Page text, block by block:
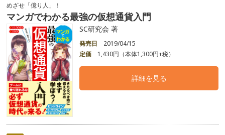
めざせ「億り人」！
マンガでわかる最強の仮想通貨入門
SC研究会 著
発売日
2019/04/15
定価
1,430円（本体1,300円+税）
詳細を見る